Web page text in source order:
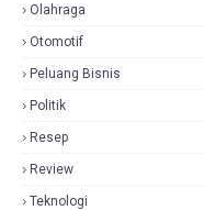
Olahraga
Otomotif
Peluang Bisnis
Politik
Resep
Review
Teknologi